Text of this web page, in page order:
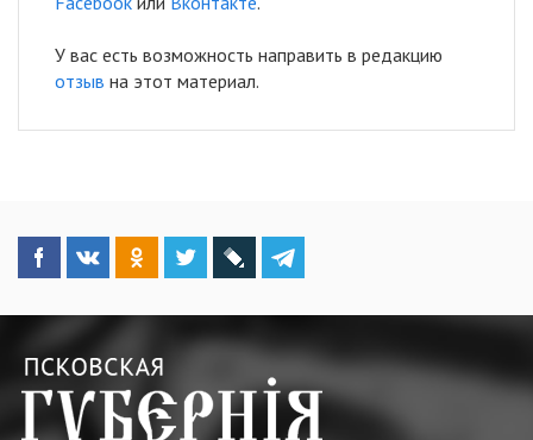
У вас есть возможность направить в редакцию
отзыв на этот материал.